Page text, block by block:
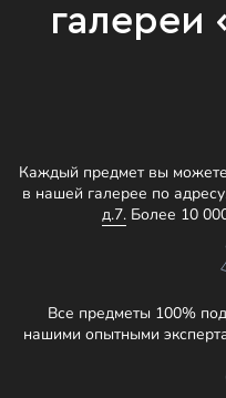
Каждый предмет вы
в нашей галерее по
д.7.Более 10
Все предметы 100%
нашими опытными